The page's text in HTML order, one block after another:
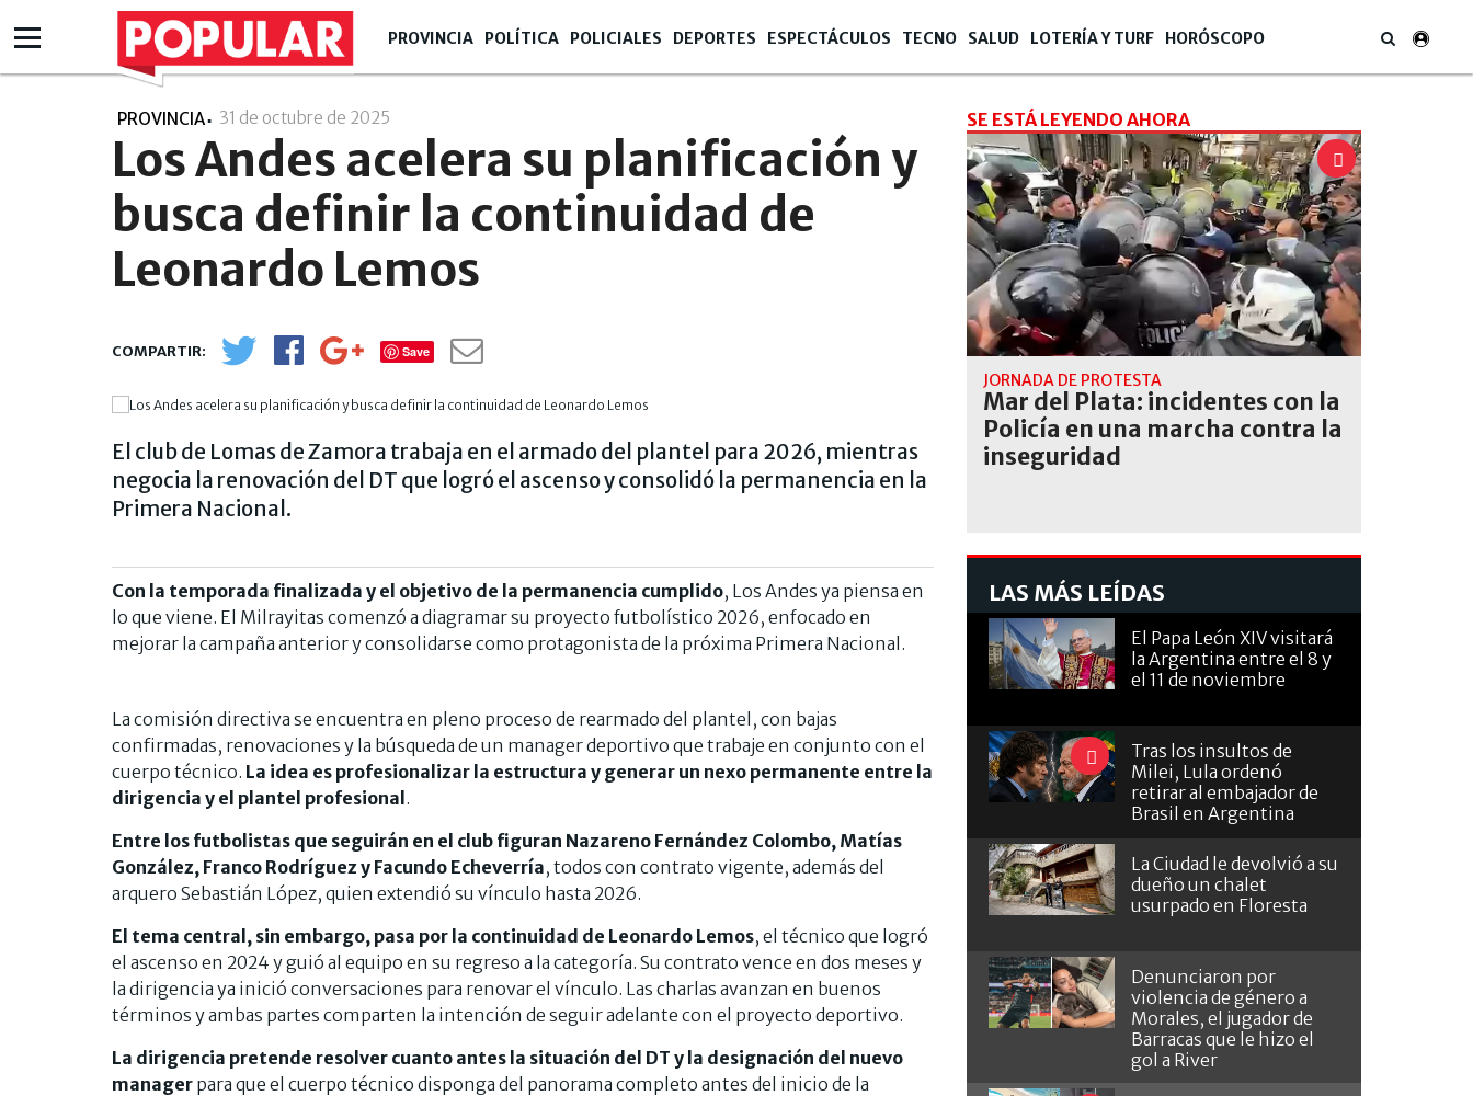
PROVINCIA POLÍTICA POLICIALES DEPORTES ESPECTÁCULOS TECNO SALUD LOTERÍA Y TURF HORÓSCOPO
PROVINCIA 31 de octubre de 2025
Los Andes acelera su planificación y
busca definir la continuidad de
Leonardo Lemos
Save
El club de Lomas de Zamora trabaja en el armado del plantel para 2026, mientras
negocia la renovación del DT que logró el ascenso y consolidó la permanencia en la
Primera Nacional.
Con la temporada finalizada y el objetivo de la permanencia cumplido, Los Andes ya piensa en
lo que viene. El Milrayitas comenzó a diagramar su proyecto futbolístico 2026, enfocado en
mejorar la campaña anterior y consolidarse como protagonista de la próxima Primera Nacional.
La comisión directiva se encuentra en pleno proceso de rearmado del plantel, con bajas
confirmadas, renovaciones y la búsqueda de un manager deportivo que trabaje en conjunto con el
cuerpo técnico. La idea es profesionalizar la estructura y generar un nexo permanente entre la
dirigencia y el plantel profesional.
Entre los futbolistas que seguirán en el club figuran Nazareno Fernández Colombo, Matías
González, Franco Rodríguez y Facundo Echeverría, todos con contrato vigente, además del
arquero Sebastián López, quien extendió su vínculo hasta 2026.
El tema central, sin embargo, pasa por la continuidad de Leonardo Lemos, el técnico que logró
el ascenso en 2024 y guió al equipo en su regreso a la categoría. Su contrato vence en dos meses y
la dirigencia ya inició conversaciones para renovar el vínculo. Las charlas avanzan en buenos
términos y ambas partes comparten la intención de seguir adelante con el proyecto deportivo.
La dirigencia pretende resolver cuanto antes la situación del DT y la designación del nuevo
manager para que el cuerpo técnico disponga del panorama completo antes del inicio de la
SE ESTÁ LEYENDO AHORA
JORNADA DE PROTESTA
Mar del Plata: incidentes con la
Policía en una marcha contra la
inseguridad
LAS MÁS LEÍDAS
El Papa León XIV visitará
la Argentina entre el 8 y
el 11 de noviembre
Tras los insultos de
Milei, Lula ordenó
retirar al embajador de
Brasil en Argentina
La Ciudad le devolvió a su
dueño un chalet
usurpado en Floresta
Denunciaron por
violencia de género a
Morales, el jugador de
Barracas que le hizo el
gol a River